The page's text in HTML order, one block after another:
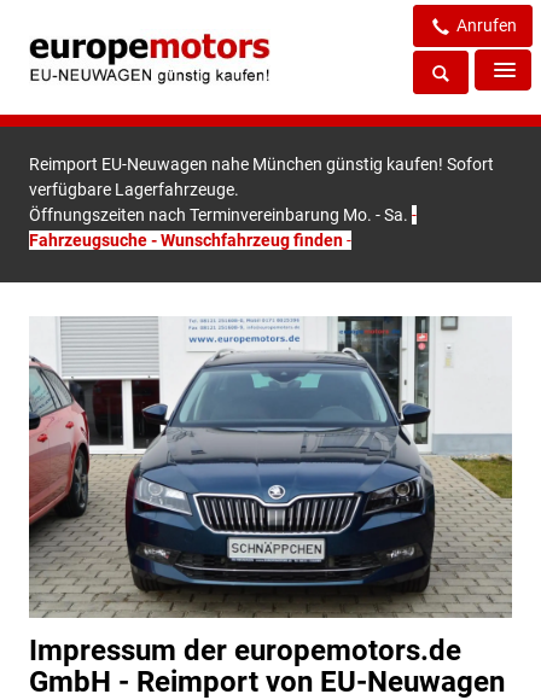
Anrufen
Reimport EU-Neuwagen nahe München günstig kaufen! Sofort
verfügbare Lagerfahrzeuge.
Öffnungszeiten nach Terminvereinbarung Mo. - Sa. -
Fahrzeugsuche - Wunschfahrzeug finden-
Impressum der europemotors.de
GmbH - Reimport von EU-Neuwagen